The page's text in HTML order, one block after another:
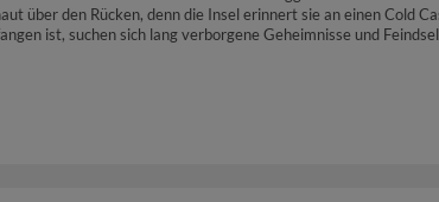
über den Rücken, denn die Insel erinnert sie an einen Cold
ist, suchen sich lang verborgene Geheimnisse und